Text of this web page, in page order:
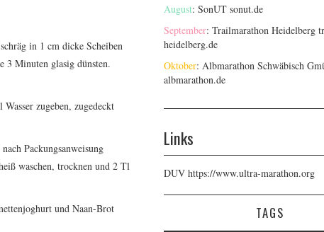
in 1 cm dicke Scheiben
3 Minuten glasig dünsten.
zugeben, zugedeckt
Packungsanweisung
waschen, trocknen und 2 Tl
und Naan-Brot
August: SonUT sonut.de
September: Trailmarathon Heidelberg
heidelberg.de
Oktober: Albmarathon Schwäbisch
albmarathon.de
Links
DUV https://www.ultra-marathon.org
TAGS